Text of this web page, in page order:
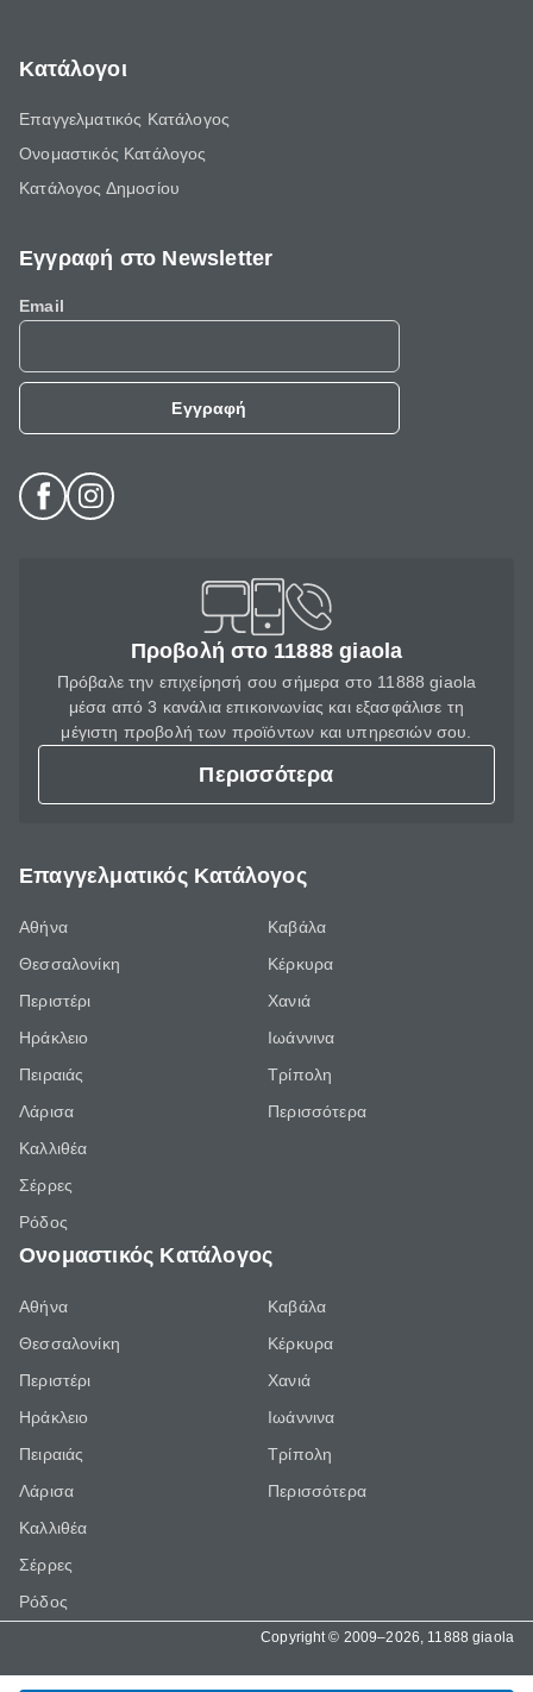
Κατάλογοι
Επαγγελματικός Κατάλογος
Ονομαστικός Κατάλογος
Κατάλογος Δημοσίου
Εγγραφή στο Newsletter
Email
Εγγραφή
Προβολή στο 11888 giaola
Πρόβαλε την επιχείρησή σου σήμερα στο 11888 giaola
μέσα από 3 κανάλια επικοινωνίας και εξασφάλισε τη
μέγιστη προβολή των προϊόντων και υπηρεσιών σου.
Περισσότερα
Επαγγελματικός Κατάλογος
Αθήνα
Θεσσαλονίκη
Περιστέρι
Ηράκλειο
Πειραιάς
Λάρισα
Καλλιθέα
Σέρρες
Ρόδος
Καβάλα
Κέρκυρα
Χανιά
Ιωάννινα
Τρίπολη
Περισσότερα
Ονομαστικός Κατάλογος
Αθήνα
Θεσσαλονίκη
Περιστέρι
Ηράκλειο
Πειραιάς
Λάρισα
Καλλιθέα
Σέρρες
Ρόδος
Καβάλα
Κέρκυρα
Χανιά
Ιωάννινα
Τρίπολη
Περισσότερα
Copyright © 2009–2026, 11888 giaola